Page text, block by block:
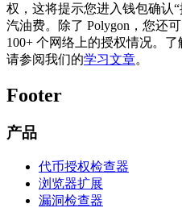
权，这将提示您进入钱包确认
汽油费。除了 Polygon，您还
100+ 个网络上的授权情况。
请参阅我们的学习文章。
Footer
产品
代币授权检查器
浏览器扩展
漏洞检查器